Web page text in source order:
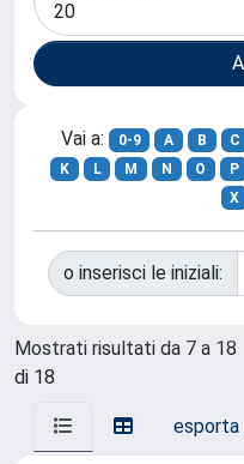
Vai a: 0-9 A B C
K
L M N O P
X
o inserisci le iniziali:
Mostrati risultati da 7 a 18
di 18